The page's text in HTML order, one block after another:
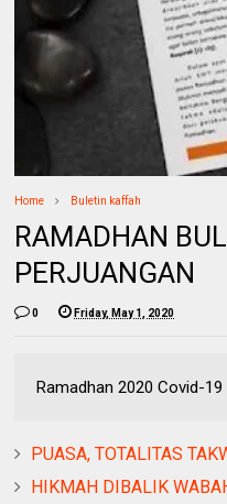
Home Buletin kaffah
RAMADHAN
PERJUANGAN
0 Friday, May 1, 2020
Ramadhan 2020 Covid-19
PUASA, TOTALITAS
HIKMAH DIBALIK